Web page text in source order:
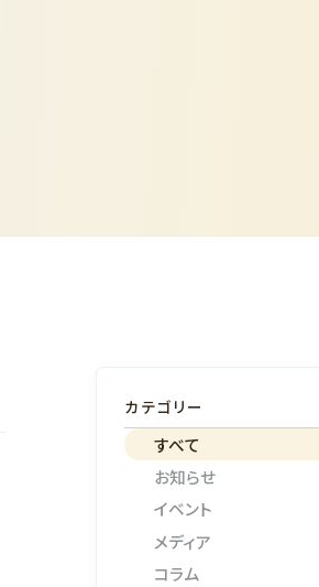
カテゴリー
すべて
お知らせ
イベント
メディア
コラム